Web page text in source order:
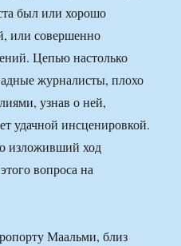
был или хорошо
или совершенно
Цепью настолько
журналисты, плохо
узнав о ней,
удачной инсценировкой.
изложивший ход
вопроса на
Маальми, близ